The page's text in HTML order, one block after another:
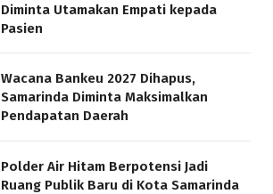
Diminta Utamakan Empati kepada
Pasien
Wacana Bankeu 2027 Dihapus,
Samarinda Diminta Maksimalkan
Pendapatan Daerah
Polder Air Hitam Berpotensi Jadi
Ruang Publik Baru di Kota Samarinda